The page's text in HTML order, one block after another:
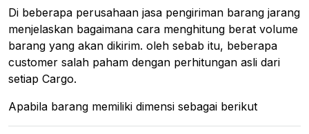
Di beberapa perusahaan jasa pengiriman barang jarang
menjelaskan bagaimana cara menghitung berat volume
barang yang akan dikirim. oleh sebab itu, beberapa
customer salah paham dengan perhitungan asli dari
setiap Cargo.
Apabila barang memiliki dimensi sebagai berikut